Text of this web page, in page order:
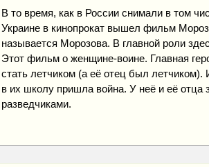
В то время, как в России снимали в том
Украине в кинопрокат вышел фильм
называется Морозова. В главной роли
Этот фильм о женщине-воине. Главная
стать летчиком (а её отец был
в их школу пришла война. У неё и её отца
разведчиками.